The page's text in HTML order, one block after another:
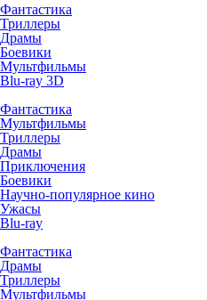
Фантастика
Триллеры
Драмы
Боевики
Мультфильмы
Blu-ray 3D
Фантастика
Мультфильмы
Триллеры
Драмы
Приключения
Боевики
Научно-популярное кино
Ужасы
Blu-ray
Фантастика
Драмы
Триллеры
Мультфильмы